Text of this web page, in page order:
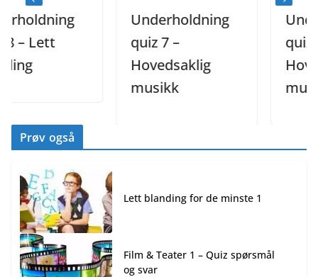
Underholdning
quiz 7 –
Hovedsaklig
musikk
quiz 6 –
musikk
Prøv også
Lett blanding for de minste 1
Film & Teater 1 – Quiz spørsmål
og svar